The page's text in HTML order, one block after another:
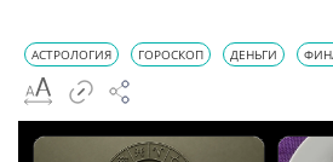
АСТРОЛОГИЯ ГОРОСКОП ДЕНЬГИ